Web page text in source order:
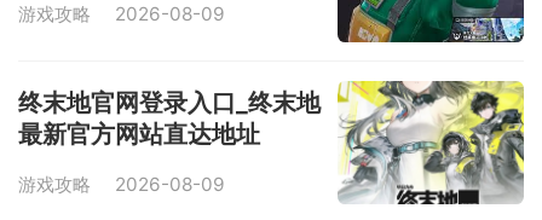
游戏攻略 2026-08-09
终末地官网登录入口_终末地
最新官方网站直达地址
游戏攻略 2026-08-09